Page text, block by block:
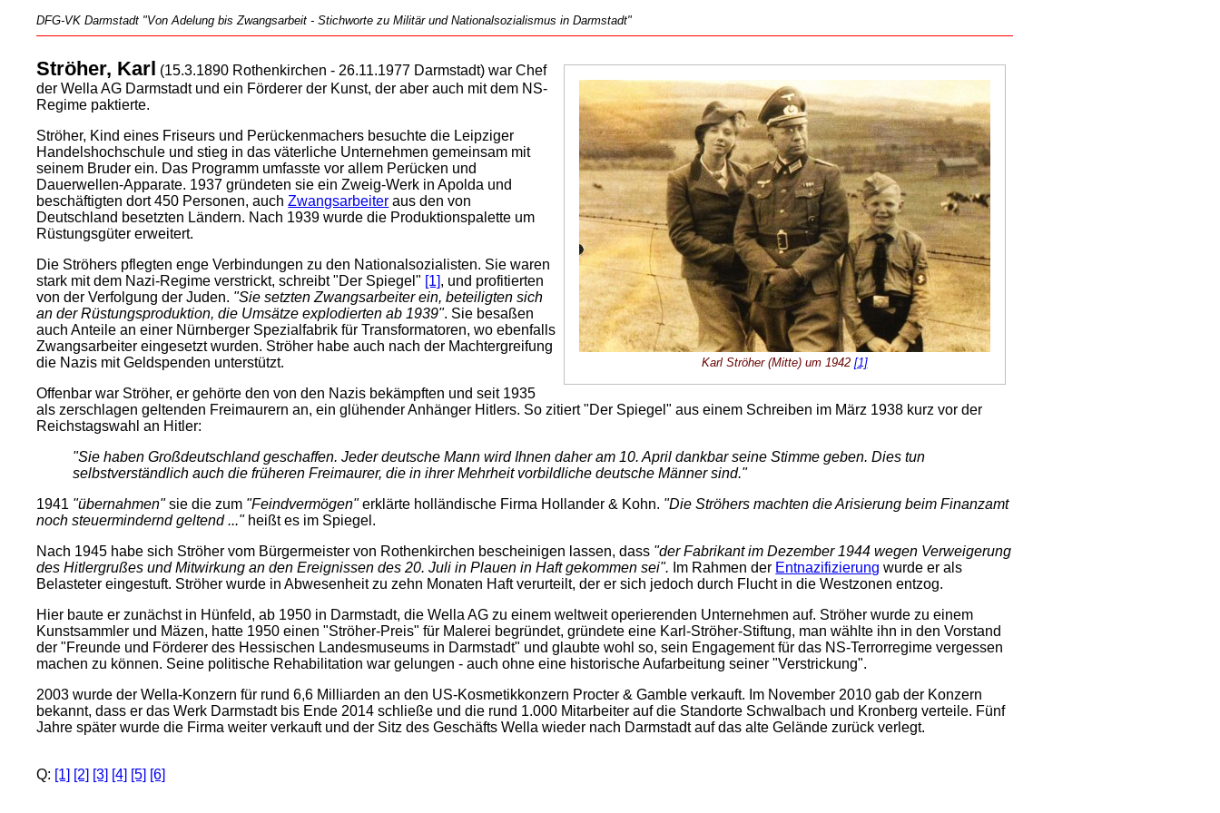
DFG-VK Darmstadt "Von Adelung bis Zwangsarbeit - Stichworte zu Militär und Nationalsozialismus in Darmstadt"
Karl Ströher (Mitte) um 1942 [1]
Ströher, Karl (15.3.1890 Rothenkirchen - 26.11.1977 Darmstadt) war Chef
der Wella AG Darmstadt und ein Förderer der Kunst, der aber auch mit dem NS-
Regime paktierte.
Ströher, Kind eines Friseurs und Perückenmachers besuchte die Leipziger
Handelshochschule und stieg in das väterliche Unternehmen gemeinsam mit
seinem Bruder ein. Das Programm umfasste vor allem Perücken und
Dauerwellen-Apparate. 1937 gründeten sie ein Zweig-Werk in Apolda und
beschäftigten dort 450 Personen, auchZwangsarbeiter aus den von
Deutschland besetzten Ländern. Nach 1939 wurde die Produktionspalette um
Rüstungsgüter erweitert.
Die Ströhers pflegten enge Verbindungen zu den Nationalsozialisten. Sie waren
stark mit dem Nazi-Regime verstrickt, schreibt "Der Spiegel" [1], und profitierten
von der Verfolgung der Juden. "Sie setzten Zwangsarbeiter ein, beteiligten sich
an der Rüstungsproduktion, die Umsätze explodierten ab 1939". Sie besaßen
auch Anteile an einer Nürnberger Spezialfabrik für Transformatoren, wo ebenfalls
Zwangsarbeiter eingesetzt wurden. Ströher habe auch nach der Machtergreifung
die Nazis mit Geldspenden unterstützt.
Offenbar war Ströher, er gehörte den von den Nazis bekämpften und seit 1935
als zerschlagen geltenden Freimaurern an, ein glühender Anhänger Hitlers. So zitiert "Der Spiegel" aus einem Schreiben im März 1938 kurz vor der
Reichstagswahl an Hitler:
"Sie haben Großdeutschland geschaffen. Jeder deutsche Mann wird Ihnen daher am 10. April dankbar seine Stimme geben. Dies tun
selbstverständlich auch die früheren Freimaurer, die in ihrer Mehrheit vorbildliche deutsche Männer sind."
1941 "übernahmen"sie die zum "Feindvermögen"erklärte holländische Firma Hollander & Kohn. "Die Ströhers machten die Arisierung beim Finanzamt
noch steuermindernd geltend ..."heißt es im Spiegel.
Nach 1945 habe sich Ströher vom Bürgermeister von Rothenkirchen bescheinigen lassen, dass "der Fabrikant im Dezember 1944 wegen Verweigerung
des Hitlergrußes und Mitwirkung an den Ereignissen des 20. Juli in Plauen in Haft gekommen sei". Im Rahmen der Entnazifizierung wurde er als
Belasteter eingestuft. Ströher wurde in Abwesenheit zu zehn Monaten Haft verurteilt, der er sich jedoch durch Flucht in die Westzonen entzog.
Hier baute er zunächst in Hünfeld, ab 1950 in Darmstadt, die Wella AG zu einem weltweit operierenden Unternehmen auf. Ströher wurde zu einem
Kunstsammler und Mäzen, hatte 1950 einen "Ströher-Preis" für Malerei begründet, gründete eine Karl-Ströher-Stiftung, man wählte ihn in den Vorstand
der "Freunde und Förderer des Hessischen Landesmuseums in Darmstadt" und glaubte wohl so, sein Engagement für das NS-Terrorregime vergessen
machen zu können. Seine politische Rehabilitation war gelungen - auch ohne eine historische Aufarbeitung seiner "Verstrickung".
2003 wurde der Wella-Konzern für rund 6,6 Milliarden an den US-Kosmetikkonzern Procter & Gamble verkauft. Im November 2010 gab der Konzern
bekannt, dass er das Werk Darmstadt bis Ende 2014 schließe und die rund 1.000 Mitarbeiter auf die Standorte Schwalbach und Kronberg verteile. Fünf
Jahre später wurde die Firma weiter verkauft und der Sitz des Geschäfts Wella wieder nach Darmstadt auf das alte Gelände zurück verlegt.
Q: [1] [2] [3] [4] [5] [6]